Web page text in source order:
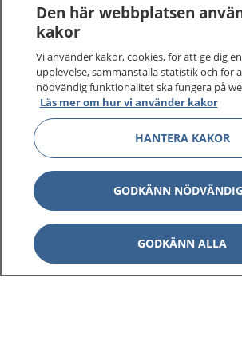
1177–tryggt om din
På 1177.se får du råd om hälsa och
sjukdomar och vilka mottagningar
Logga in för att läsa din journal och
sjukvårdsrådgivning dygnet runt.
1177 ger dig råd när du vill må bättre.
Den här webbplatsen
kakor
Vi använder kakor, cookies, för att ge dig
upplevelse, sammanställa statistik och för
nödvändig funktionalitet ska fungera på
Läs mer om hur vi använder kakor
HANTERA KAKOR
GODKÄNN
GODKÄNN ALLA